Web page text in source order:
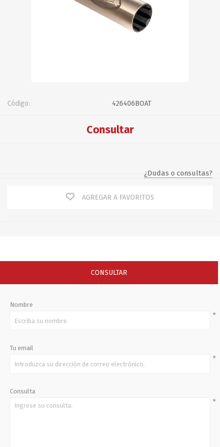
Código: 426406BOAT
Consultar
¿Dudas o consultas?
AGREGAR A FAVORITOS
CONSULTAR
Nombre
*
Tu email
*
Consulta
*